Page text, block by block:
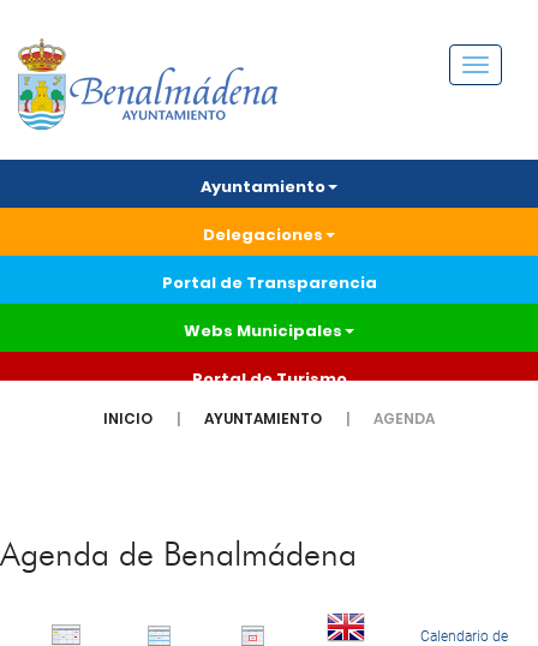
Menú
Ayuntamiento
Delegaciones
Portal de Transparencia
Webs Municipales
Portal de Turismo
INICIO AYUNTAMIENTO AGENDA
Agenda de Benalmádena
Calendario de